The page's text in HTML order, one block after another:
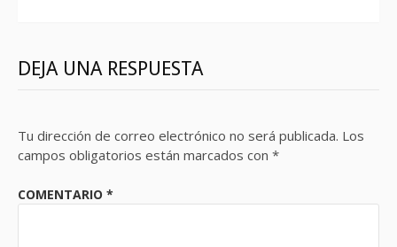
DEJA UNA RESPUESTA
Tu dirección de correo electrónico no será publicada. Los
campos obligatorios están marcados con *
COMENTARIO *